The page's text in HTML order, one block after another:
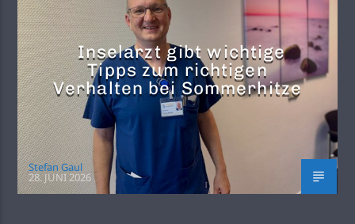
Inselarzt gibt wichtige
Tipps zum richtigen
Verhalten bei Sommerhitze
Stefan Gaul
28. JUNI 2026